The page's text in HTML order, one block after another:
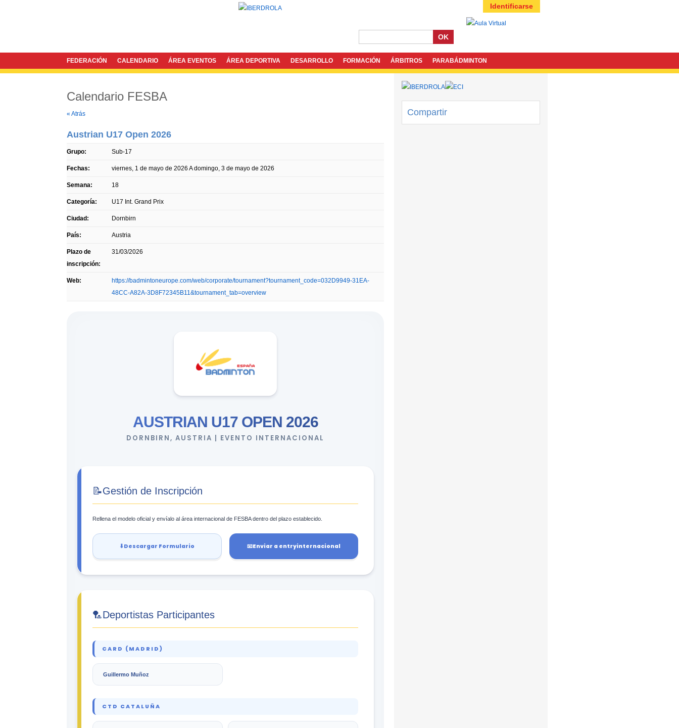
Identificarse
OK
FEDERACIÓN CALENDARIO ÁREA EVENTOS ÁREA DEPORTIVA DESARROLLO FORMACIÓN ÁRBITROS PARABÁDMINTON
Calendario FESBA
« Atrás
Austrian U17 Open 2026
Grupo: Sub-17
Fechas: viernes, 1 de mayo de 2026 Adomingo, 3 de mayo de 2026
Semana: 18
Categoría: U17 Int. Grand Prix
Ciudad: Dornbirn
País: Austria
Plazo de
inscripción:
31/03/2026
Web:
https://badmintoneurope.com/web/corporate/tournament?tournament_code=032D9949-31EA-
48CC-A82A-3D8F72345B11&tournament_tab=overview
AUSTRIAN U17 OPEN 2026
DORNBIRN, AUSTRIA | EVENTO INTERNACIONAL
📝Gestión de Inscripción
Rellena el modelo oficial y envíalo al área internacional de FESBA dentro del plazo establecido.
⬇Descargar Formulario 📧Enviar a entryinternacional
🏸Deportistas Participantes
CARD (MADRID)
Guillermo Muñoz
CTD CATALUÑA
Compartir